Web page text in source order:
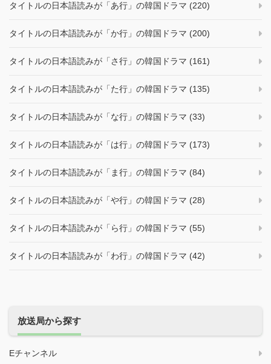
タイトルの日本語読みが「あ行」の韓国ドラマ (220)
タイトルの日本語読みが「か行」の韓国ドラマ (200)
タイトルの日本語読みが「さ行」の韓国ドラマ (161)
タイトルの日本語読みが「た行」の韓国ドラマ (135)
タイトルの日本語読みが「な行」の韓国ドラマ (33)
タイトルの日本語読みが「は行」の韓国ドラマ (173)
タイトルの日本語読みが「ま行」の韓国ドラマ (84)
タイトルの日本語読みが「や行」の韓国ドラマ (28)
タイトルの日本語読みが「ら行」の韓国ドラマ (55)
タイトルの日本語読みが「わ行」の韓国ドラマ (42)
放送局から探す
Eチャンネル